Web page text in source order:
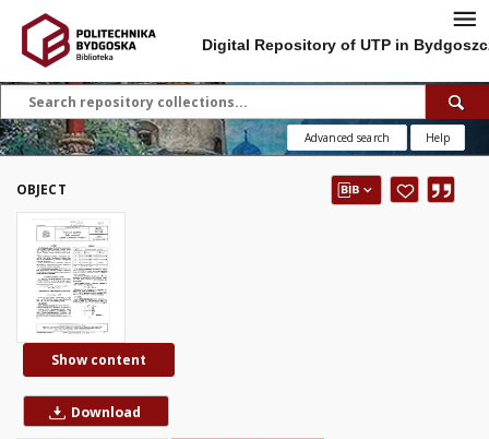
Digital Repository of UTP in
Advanced search Help
OBJECT
Show content
Download